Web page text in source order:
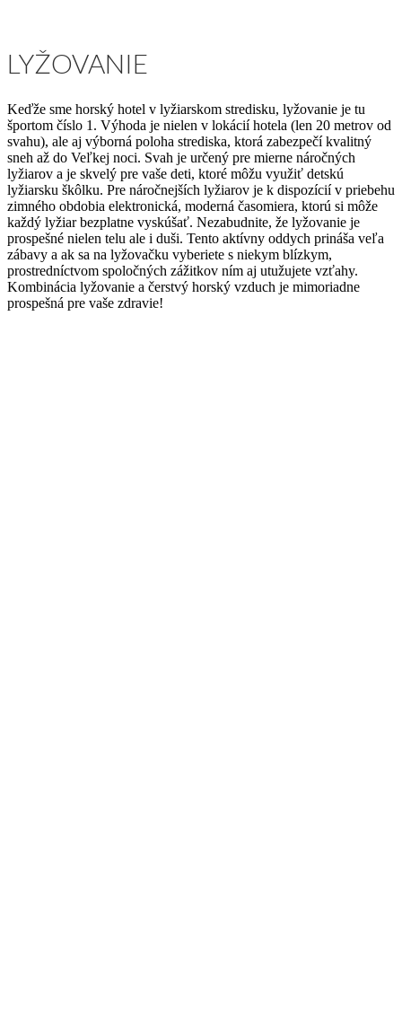
LYŽOVANIE
Keďže sme horský hotel v lyžiarskom stredisku, lyžovanie je tu
športom číslo 1. Výhoda je nielen v lokácií hotela (len 20 metrov od
svahu), ale aj výborná poloha strediska, ktorá zabezpečí kvalitný
sneh až do Veľkej noci. Svah je určený pre mierne náročných
lyžiarov a je skvelý pre vaše deti, ktoré môžu využiť detskú
lyžiarsku škôlku. Pre náročnejších lyžiarov je k dispozícií v priebehu
zimného obdobia elektronická, moderná časomiera, ktorú si môže
každý lyžiar bezplatne vyskúšať. Nezabudnite, že lyžovanie je
prospešné nielen telu ale i duši. Tento aktívny oddych prináša veľa
zábavy a ak sa na lyžovačku vyberiete s niekym blízkym,
prostredníctvom spoločných zážitkov ním aj utužujete vzťahy.
Kombinácia lyžovanie a čerstvý horský vzduch je mimoriadne
prospešná pre vaše zdravie!